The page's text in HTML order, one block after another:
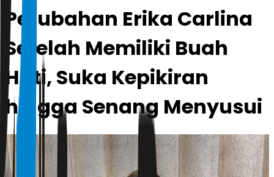
Perubahan Erika Carlina
Setelah Memiliki Buah
Hati, Suka Kepikiran
hingga Senang Menyusui